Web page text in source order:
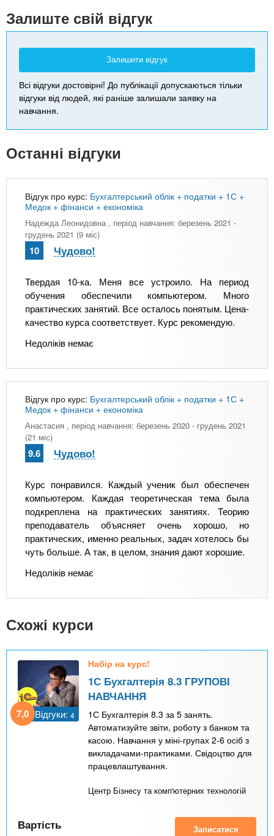
Залиште свій відгук
Залишити відгук
Всі відгуки достовірні! До публікації допускаються тільки
відгуки від людей, які раніше залишали заявку на
навчання.
Останні відгуки
Відгук про курс: Бухгалтерський облік + податки + 1С +
Медок + фінанси + економіка
Надежда Леонидовна, період навчання: березень 2021 -
грудень 2021 (9 міс)
Твердая 10-ка. Меня все устроило. На период
обучения обеспечили компьютером. Много
практических занятий. Все осталось понятым. Цена-
качество курса соответствует. Курс рекомендую.
Недоліків немає
10 Чудово!
Відгук про курс: Бухгалтерський облік + податки + 1С +
Медок + фінанси + економіка
Анастасия , період навчання: березень 2020 - грудень 2021
(21 міс)
Курс понравился. Каждый ученик был обеспечен
компьютером. Каждая теоретическая тема была
подкреплена на практических занятиях. Теорию
преподаватель объясняет очень хорошо, но
практических, именно реальных, задач хотелось бы
чуть больше. А так, в целом, знания дают хорошие.
Недоліків немає
9.6 Чудово!
Схожі курси
7,0 Відгуки: 4
Набір на курс!
1С Бухгалтерія 8.3 ГРУПОВІ
НАВЧАННЯ
1С Бухгалтерія 8.3 за 5 занять.
Автоматизуйте звіти, роботу з банком та
касою. Навчання у міні-групах 2-6 осіб з
викладачами-практиками. Свідоцтво для
працевлаштування.
Центр Бізнесу та комп'ютерних технологій
Вартість Записатися